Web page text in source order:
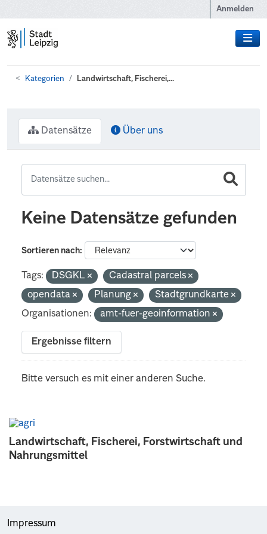
Anmelden
Kategorien Landwirtschaft, Fischerei,...
Landwirtschaft, Fischerei, Forstwirtschaft und
Nahrungsmittel
Datensätze Über uns
Keine Datensätze gefunden
Sortieren nach
Tags: DSGKL
Cadastral parcels
opendata
Planung
Stadtgrundkarte
Organisationen:
amt-fuer-geoinformation
Ergebnisse filtern
Bitte versuch es mit einer anderen Suche.
Impressum